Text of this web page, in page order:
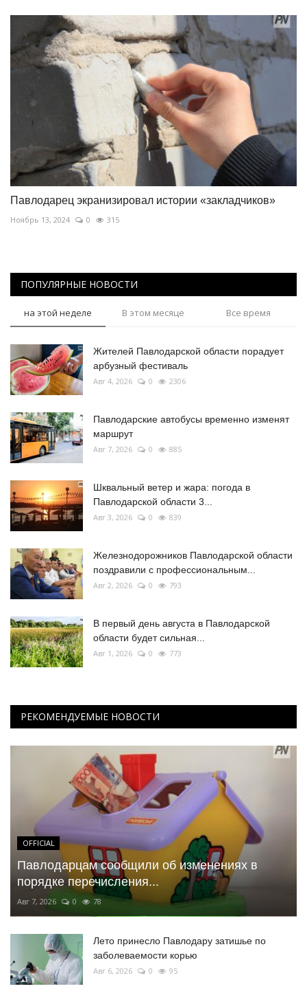
Павлодарец экранизировал истории «закладчиков»
Ноябрь 13, 2024 0 315
ПОПУЛЯРНЫЕ НОВОСТИ
на этой неделе В этом месяце Все время
Жителей Павлодарской области порадует
арбузный фестиваль
Авг 4, 2026 0 2306
Павлодарские автобусы временно изменят
маршрут
Авг 7, 2026 0 885
Шквальный ветер и жара: погода в
Павлодарской области 3...
Авг 3, 2026 0 839
Железнодорожников Павлодарской области
поздравили с профессиональным...
Авг 2, 2026 0 793
В первый день августа в Павлодарской
области будет сильная...
Авг 1, 2026 0 773
РЕКОМЕНДУЕМЫЕ НОВОСТИ
OFFICIAL
Павлодарцам сообщили об изменениях в
порядке перечисления...
Авг 7, 2026 0 78
Лето принесло Павлодару затишье по
заболеваемости корью
Авг 6, 2026 0 95